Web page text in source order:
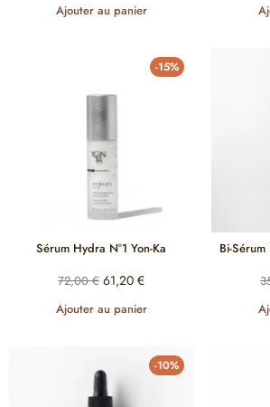
Ajouter au panier
-15%
Sérum Hydra N°1 Yon-Ka
72,00€ 61,20 €
Ajouter au panier
Bi-Sérum
-10%